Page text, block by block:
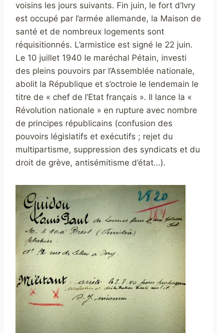
voisins les jours suivants. Fin juin, le fort d’Ivry
est occupé par l’armée allemande, la Maison de
santé et de nombreux logements sont
réquisitionnés. L’armistice est signé le 22 juin.
Le 10 juillet 1940 le maréchal Pétain, investi
des pleins pouvoirs par l’Assemblée nationale,
abolit la République et s’octroie le lendemain le
titre de « chef de l’Etat français ». Il lance la «
Révolution nationale » en rupture avec nombre
de principes républicains (confusion des
pouvoirs législatifs et exécutifs ; rejet du
multipartisme, suppression des syndicats et du
droit de grève, antisémitisme d’état…).